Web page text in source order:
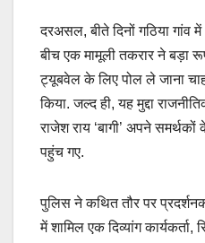
दरअसल, बीते दिनों गठिया गांव
बीच एक मामूली तकरार ने बड़ा
ट्यूबवेल के लिए पोल ले जाना
किया. जल्द ही, यह मुद्दा
राजेश राय ‘बागी’ अपने
पहुंच गए.
पुलिस ने कथित तौर पर
में शामिल एक दिव्यांग कार्यकर्ता,